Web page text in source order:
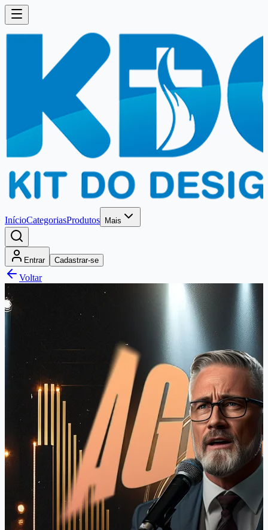
InícioCategoriasProdutos Mais
Entrar Cadastrar-se
Voltar